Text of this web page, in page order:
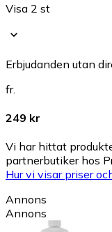
Visa 2 st
Erbjudanden utan
fr.
249 kr
Vi har hittat
partnerbutiker hos
Hur vi visar priser
Annons
Annons